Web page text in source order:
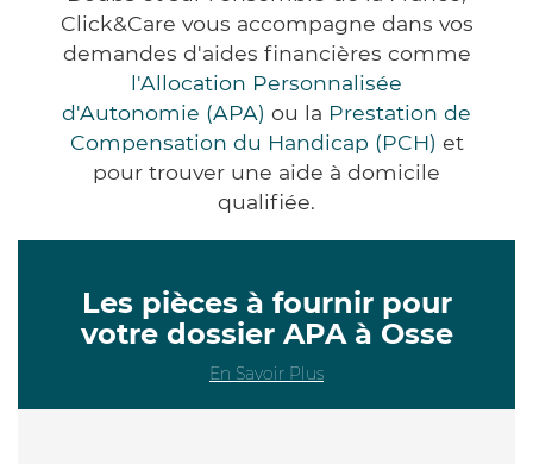
Click&Care vous accompagne dans vos
demandes d'aides financières comme
l'Allocation Personnalisée
d'Autonomie (APA) ou la Prestation de
Compensation du Handicap (PCH) et
pour trouver une aide à domicile
qualifiée.
Les pièces à fournir pour
votre dossier APA à Osse
En Savoir Plus